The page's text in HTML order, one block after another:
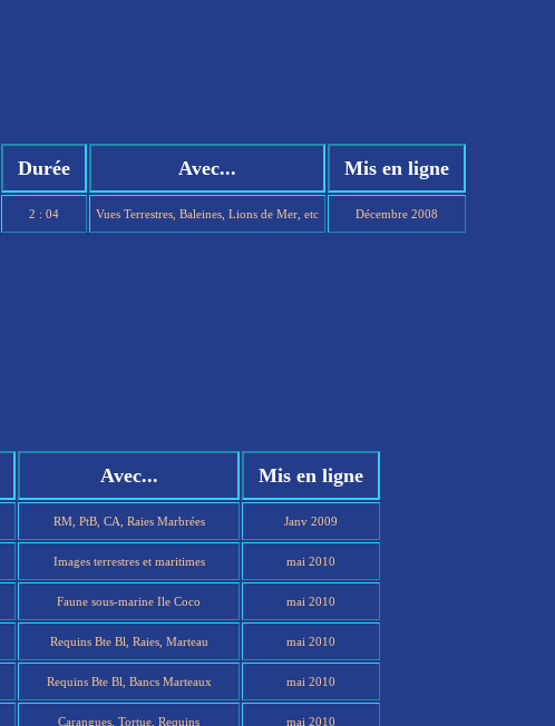
Durée Avec... Mis en ligne
2 : 04 Vues Terrestres, Baleines, Lions de Mer, etc Décembre 2008
Avec... Mis en ligne
RM, PtB, CA, Raies Marbrées Janv 2009
Images terrestres et maritimes mai 2010
Faune sous-marine Ile Coco mai 2010
Requins Bte Bl, Raies, Marteau mai 2010
Requins Bte Bl, Bancs Marteaux mai 2010
Carangues, Tortue, Requins mai 2010